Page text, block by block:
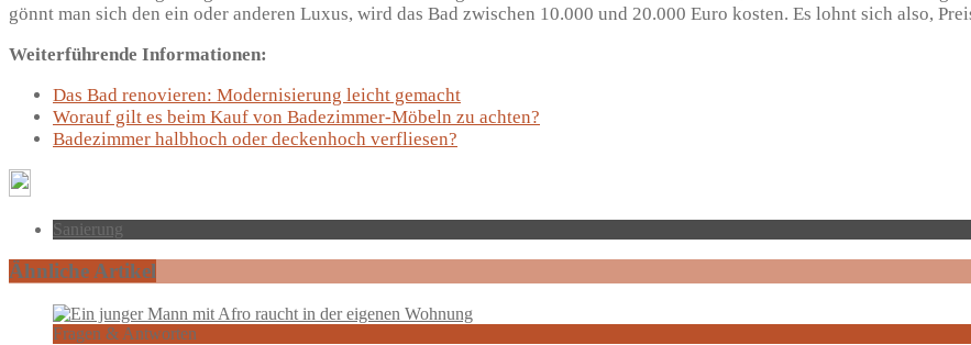
gönnt man sich den ein oder anderen Luxus, wird das Bad zwischen 10.000 und 20.000 Euro kosten. Es lohnt sich also,
Weiterführende Informationen:
Das Bad renovieren: Modernisierung leicht gemacht
Worauf gilt es beim Kauf von Badezimmer-Möbeln zu achten?
Badezimmer halbhoch oder deckenhoch verfliesen?
Sanierung
Ähnliche Artikel
Fragen & Antworten